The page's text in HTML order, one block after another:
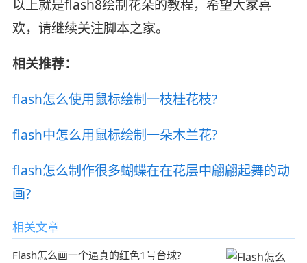
以上就是flash8绘制花朵的教程，希望大家喜
欢，请继续关注脚本之家。
相关推荐：
flash怎么使用鼠标绘制一枝桂花枝?
flash中怎么用鼠标绘制一朵木兰花?
flash怎么制作很多蝴蝶在在花层中翩翩起舞的动
画?
相关文章
Flash怎么画一个逼真的红色1号台球?